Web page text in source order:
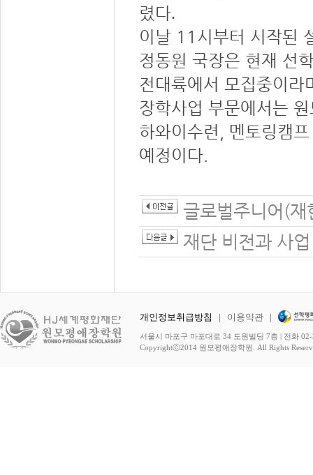
렸다.
이날 11시부터 시작된
정동원 국장은 현재 선
전대륙에서 모집중이
장학사업 부문에서는
하와이수련, 멘토링캠
예정이다.
글로벌주니어(
재단 비전과 사
개인정보취급방침 | 이용약관 |
서울시 마포구 마포대로 34 도원빌딩 7층 | 전화
Copyrightⓒ2014 원모평애장학원. All Rights